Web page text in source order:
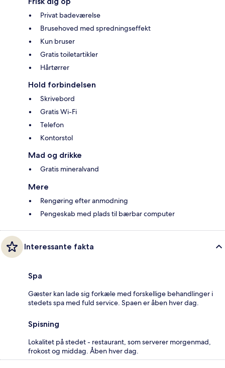
Privat badeværelse
Brusehoved med spredningseffekt
Kun bruser
Gratis toiletartikler
Hårtørrer
Hold forbindelsen
Skrivebord
Gratis Wi-Fi
Telefon
Kontorstol
Mad og drikke
Gratis mineralvand
Mere
Rengøring efter anmodning
Pengeskab med plads til bærbar computer
Interessante fakta
Spa
Gæster kan lade sig forkæle med forskellige behandlinger i
stedets spa med fuld service. Spaen er åben hver dag.
Spisning
Lokalitet på stedet - restaurant, som serverer morgenmad,
frokost og middag. Åben hver dag.